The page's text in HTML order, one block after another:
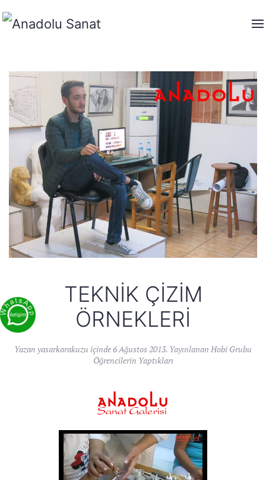
TEKNIK ÇIZIM
ÖRNEKLERI
Yazan yasarkarakuzu içinde6 Ağustos 2013. Yayınlanan Hobi Grubu
Öğrencilerin Yaptıkları